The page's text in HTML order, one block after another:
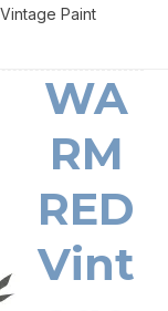
Paint
WA
RM
RED
Vint